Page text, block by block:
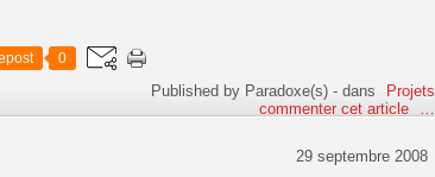
0
Published by Paradoxe(s) -dans
Projets
commenter cet article
29 septembre 2008